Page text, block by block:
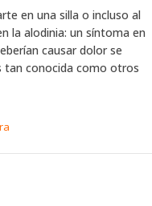
en una silla o incluso al
la alodinia: un síntoma en
causar dolor se
tan conocida como otros